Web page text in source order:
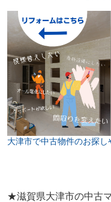
大津市で中古物件のお探
★滋賀県大津市の中古